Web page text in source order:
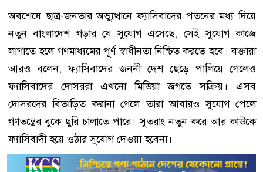
অবশেষে ছাত্র-জনতার অভ্যুত্থানে ফ্যাসিবাদের পতনের মধ্য দিয়ে
নতুন বাংলাদেশ গড়ার যে সুযোগ এসেছে, সেই সুযোগ কাজে
লাগাতে হলে গণমাধ্যমের পূর্ণ স্বাধীনতা নিশ্চিত করতে হবে। বক্তারা
আরও বলেন, ফ্যাসিবাদের জননী দেশ ছেড়ে পালিয়ে গেলেও
ফ্যাসিবাদের দোসররা এখনো মিডিয়া জগতে সক্রিয়। এসব
দোসরদের বিতাড়িত করানা গেলে তারা আবারও সুযোগ পেলে
গণতন্ত্রের বুকে ছুরি চালাতে পারে। সুতরাং নতুন করে আর কাউকে
ফ্যাসিবাদী হয়ে ওঠার সুযোগ দেওয়া হবেনা।